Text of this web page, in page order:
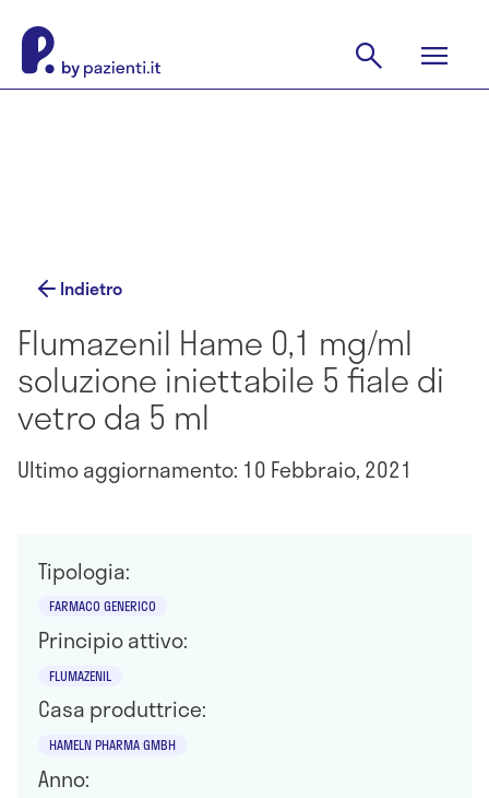
Indietro
Flumazenil Hame 0,1 mg/ml
soluzione iniettabile 5 fiale di
vetro da 5 ml
Ultimo aggiornamento: 10 Febbraio, 2021
Tipologia:
FARMACO GENERICO
Principio attivo:
FLUMAZENIL
Casa produttrice:
HAMELN PHARMA GMBH
Anno: